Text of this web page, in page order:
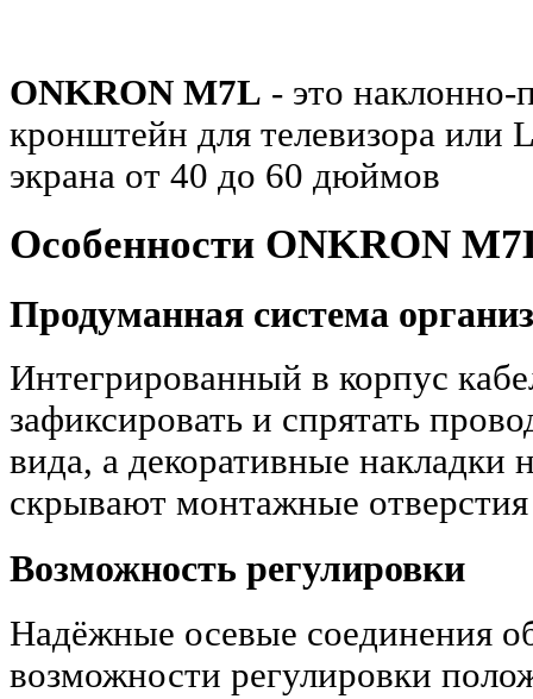
ONKRON M7L - это
кронштейн для телевизора или
экрана от 40 до 60 дюймов
Особенности ONKRON
Продуманная система
Интегрированный в корпус
зафиксировать и спрятать
вида, а декоративные накладки
скрывают монтажные отверстия
Возможность регулировки
Надёжные осевые соединения
возможности регулировки